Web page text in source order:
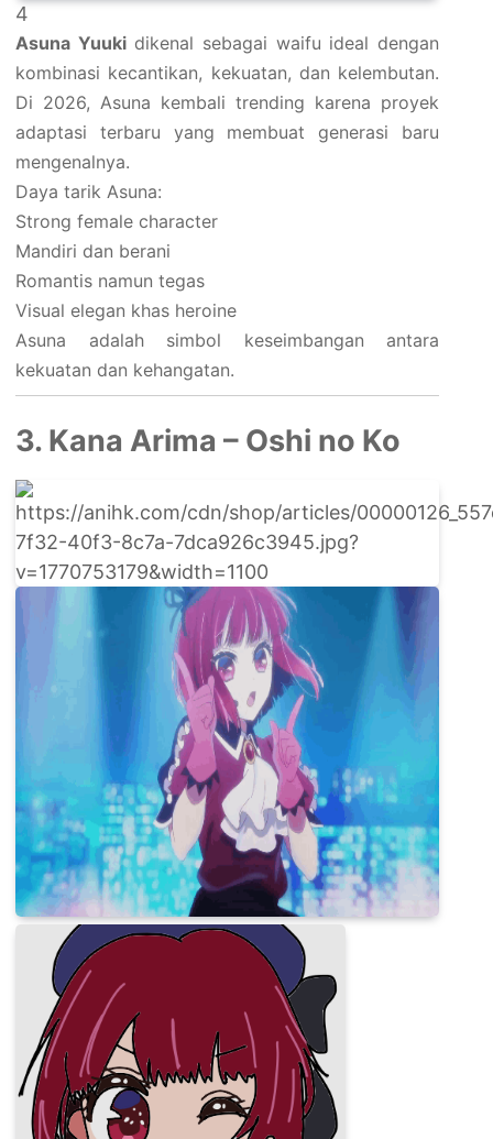
4
Asuna Yuukidikenal sebagai waifu ideal dengan
kombinasi kecantikan, kekuatan, dan kelembutan.
Di 2026, Asuna kembali trending karena proyek
adaptasi terbaru yang membuat generasi baru
mengenalnya.
Daya tarik Asuna:
Strong female character
Mandiri dan berani
Romantis namun tegas
Visual elegan khas heroine
Asuna adalah simbol keseimbangan antara
kekuatan dan kehangatan.
3. Kana Arima – Oshi no Ko